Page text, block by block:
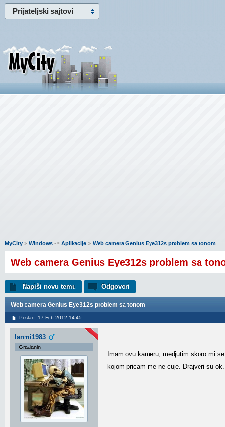
Prijateljski sajtovi
MyCity » Windows -> Aplikacije » Web camera Genius Eye312s problem sa tonom
Web camera Genius Eye312s problem sa
Napiši novu temu Odgovori
Web camera Genius Eye312s problem sa tonom
Poslao: 17 Feb 2012 14:45
lanmi1983
Građanin
Imam ovu kameru, medjutim skoro mi
kojom pricam me ne cuje. Drajveri su